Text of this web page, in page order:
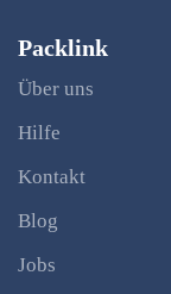
Packlink
Über uns
Hilfe
Kontakt
Blog
Jobs